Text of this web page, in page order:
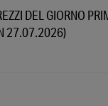
DEL GIORNO
27.07.2026)